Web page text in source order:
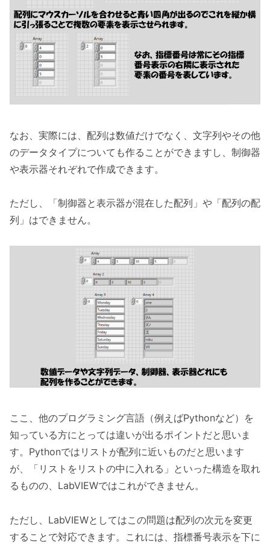
なお、実際には、配列は数値だけでなく、文字列やその他
のデータタイプについても作ることができますし、制御器
や表示器それぞれで作成できます。
ただし、「制御器と表示器が混在した配列」や「配列の配
列」はできません。
ここ、他のプログラミング言語（例えばPythonなど）を
知っている方にとっては違いが出るポイントだと思いま
す。Pythonではリストが配列に近いものだと思います
が、「リストをリストの中に入れる」といった構造を取れ
るものの、LabVIEWではこれができません。
ただし、LabVIEWとしてはこの問題は配列の次元を変更
することで対応できます。これには、指標番号表示を下に